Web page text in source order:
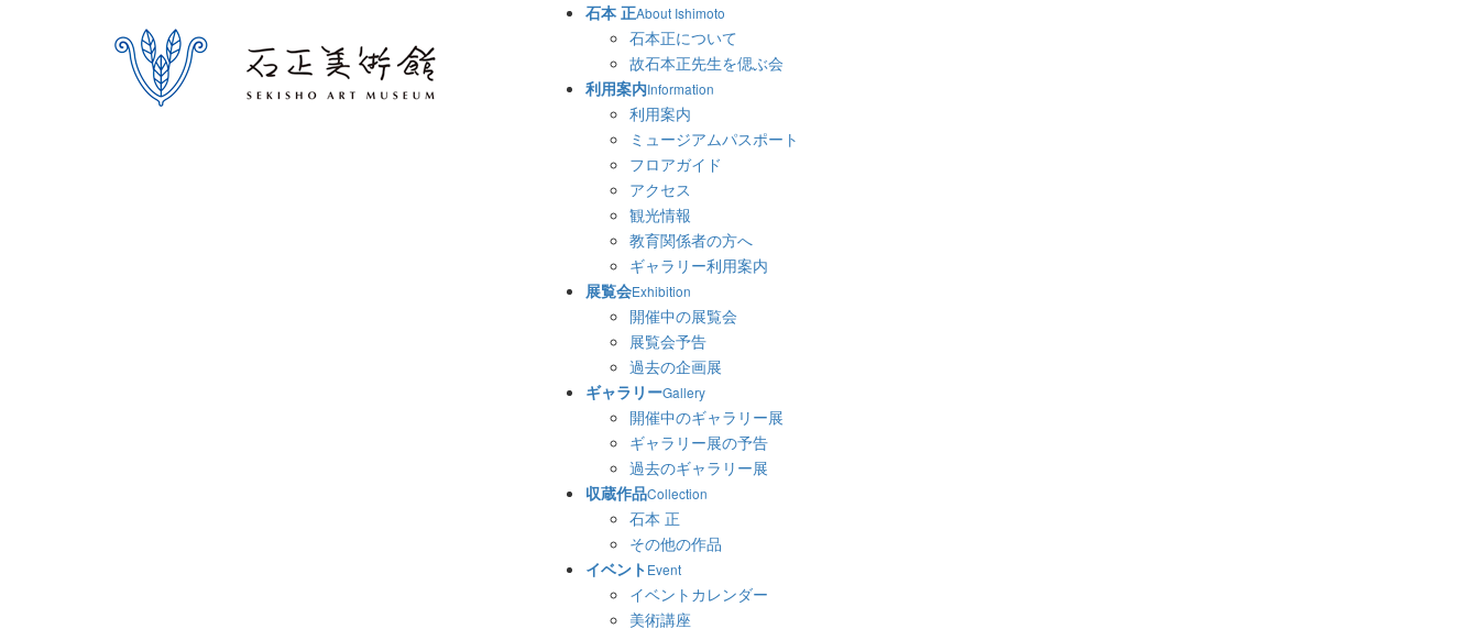
石本 正About Ishimoto
石本正について
故石本正先生を偲ぶ会
利用案内Information
利用案内
ミュージアムパスポート
フロアガイド
アクセス
観光情報
教育関係者の方へ
ギャラリー利用案内
展覧会Exhibition
開催中の展覧会
展覧会予告
過去の企画展
ギャラリーGallery
開催中のギャラリー展
ギャラリー展の予告
過去のギャラリー展
収蔵作品Collection
石本 正
その他の作品
イベントEvent
イベントカレンダー
美術講座